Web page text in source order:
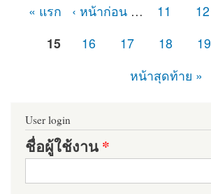
« แรก ‹ หน้าก่อน … 11 12
15
16 17 18 19
หน้าสุดท้าย »
User login
ชื่อผู้ใช้งาน*